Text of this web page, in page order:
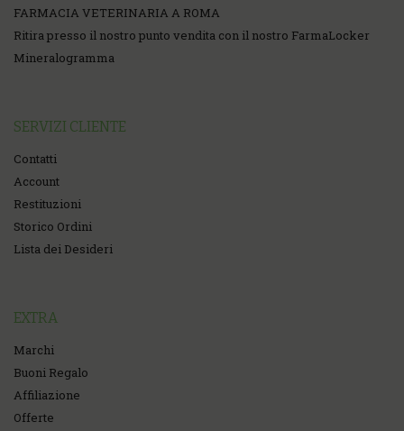
FARMACIA VETERINARIA A ROMA
Ritira presso il nostro punto vendita con il nostro FarmaLocker
Mineralogramma
SERVIZI CLIENTE
Contatti
Account
Restituzioni
Storico Ordini
Lista dei Desideri
EXTRA
Marchi
Buoni Regalo
Affiliazione
Offerte